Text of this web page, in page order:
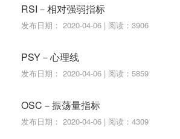
RSI－相对强弱指标
发布日期： 2020-04-06 | 阅读：3906
PSY－心理线
发布日期： 2020-04-06 | 阅读：5859
OSC－振荡量指标
发布日期： 2020-04-06 | 阅读：4309